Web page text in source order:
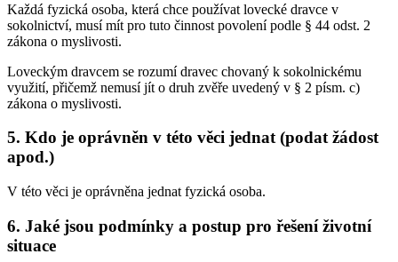
Každá fyzická osoba, která chce používat lovecké dravce v
sokolnictví, musí mít pro tuto činnost povolení podle § 44 odst. 2
zákona o myslivosti.
Loveckým dravcem se rozumí dravec chovaný k sokolnickému
využití, přičemž nemusí jít o druh zvěře uvedený v § 2 písm. c)
zákona o myslivosti.
5. Kdo je oprávněn v této věci jednat (podat žádost
apod.)
V této věci je oprávněna jednat fyzická osoba.
6. Jaké jsou podmínky a postup pro řešení životní
situace